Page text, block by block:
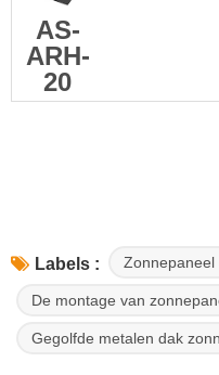
AS-
ARH-
20
Labels : Zonnepaneel
De montage van
Gegolfde metalen dak